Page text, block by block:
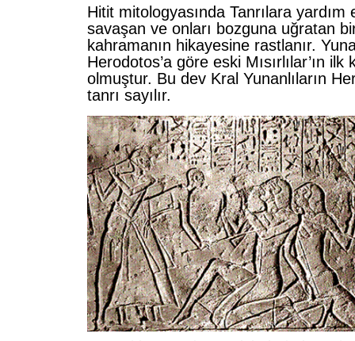
Hitit mitologyasında Tanrılara
savaşan ve onları bozguna uğratan
kahramanın hikayesine rastlanır.
Herodotos’a göre eski Mısırlılar’ın ilk
olmuştur. Bu dev Kral Yunanlıların
tanrı sayılır.